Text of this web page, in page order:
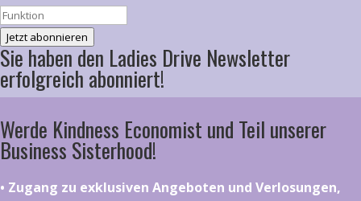
Jetzt abonnieren
Sie haben den Ladies Drive Newsletter
erfolgreich abonniert!
Werde Kindness Economist und Teil unserer
Business Sisterhood!
•⁠ ⁠⁠Zugang zu exklusiven Angeboten und Verlosungen,